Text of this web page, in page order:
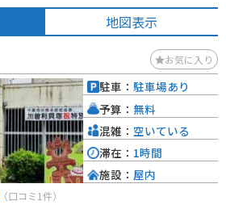
地図表示
お気に入り
（口コミ1件）
駐車： 駐車場あり
予算： 無料
混雑： 空いている
滞在： 1時間
施設： 屋内